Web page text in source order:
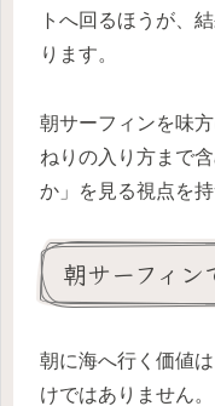
トへ回るほうが、
ります。
朝サーフィンを味
ねりの入り方まで
か」を見る視点を
朝サーフィ
朝に海へ行く価値
けではありません。